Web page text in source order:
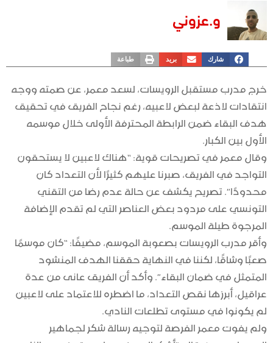
و.عزوني
شارك بريد طباعة
خرج مدرب مستقبل الرويسات، لسعد معمر، عن صمته ووجه
انتقادات لاذعة لبعض لاعبيه، رغم نجاح الفريق في تحقيق
هدف البقاء ضمن الرابطة المحترفة الأولى خلال موسمه
الأول بين الكبار.
وقال معمر في تصريحات قوية: “هناك لاعبين لا يستحقون
التواجد في الفريق، صبرنا عليهم كثيرًا لأن التعداد كان
محدودًا”. تصريح يكشف عن حالة عدم رضا من التقني
التونسي على مردود بعض العناصر التي لم تقدم الإضافة
المرجوة طيلة الموسم.
وأقر مدرب الرويسات بصعوبة الموسم، مضيفًا: “كان موسمًا
صعبًا وشاقًا، لكننا في النهاية حققنا الهدف المنشود
المتمثل في ضمان البقاء”. وأكد أن الفريق عانى من عدة
عراقيل، أبرزها نقص التعداد، ما اضطره للاعتماد على لاعبين
لم يكونوا في مستوى تطلعات النادي.
ولم يفوت معمر الفرصة لتوجيه رسالة شكر لجماهير